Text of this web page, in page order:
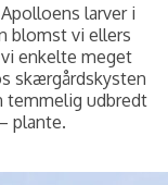
larver i
blomst vi ellers
enkelte meget
skærgårdskysten
temmelig udbredt
plante.